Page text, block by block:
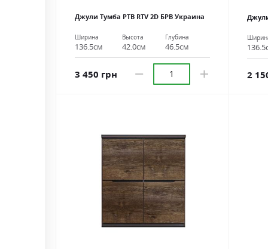
Джули Тумба РТВ RTV 2D БРВ ​​Украина
Ширина
136.5см
Высота
42.0см
Глубина
46.5см
3 450 грн 2